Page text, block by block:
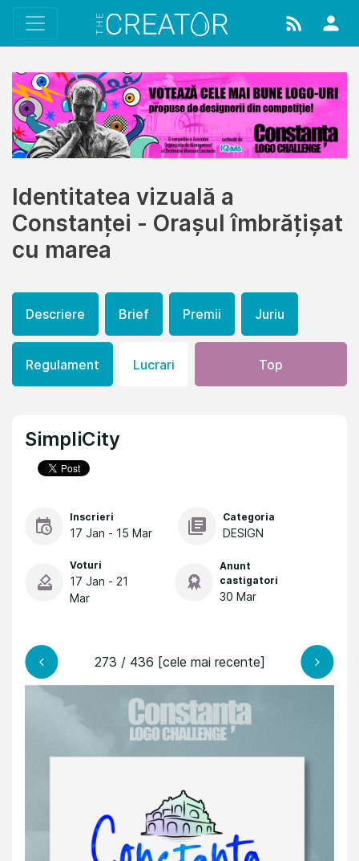
Identitatea vizuală a
Constanței - Orașul îmbrățișat
cu marea
Descriere Brief Premii Juriu
Regulament Lucrari Top
SimpliCity
Inscrieri
17 Jan - 15 Mar
Categoria
DESIGN
Voturi
17 Jan - 21
Mar
Anunt
castigatori
30 Mar
273 / 436 [cele mai recente]